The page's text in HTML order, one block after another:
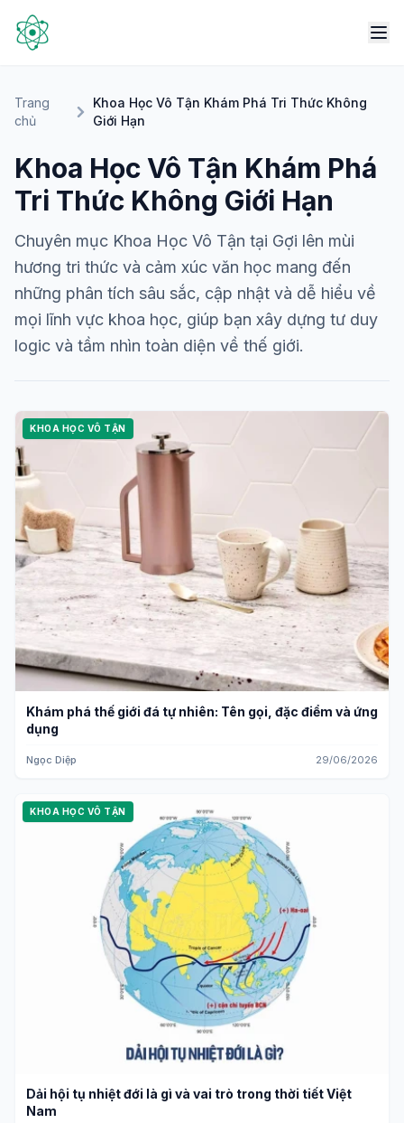
Trang
chủ
Khoa Học Vô Tận Khám Phá Tri Thức Không
Giới Hạn
Khoa Học Vô Tận Khám Phá
Tri Thức Không Giới Hạn
Chuyên mục Khoa Học Vô Tận tại Gợi lên mùi
hương tri thức và cảm xúc văn học mang đến
những phân tích sâu sắc, cập nhật và dễ hiểu về
mọi lĩnh vực khoa học, giúp bạn xây dựng tư duy
logic và tầm nhìn toàn diện về thế giới.
KHOA HỌC VÔ TẬN
Khám phá thế giới đá tự nhiên: Tên gọi, đặc điểm và ứng
dụng
Ngọc Diệp 29/06/2026
KHOA HỌC VÔ TẬN
Dải hội tụ nhiệt đới là gì và vai trò trong thời tiết Việt
Nam